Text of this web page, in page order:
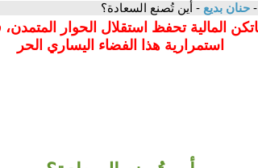
- حنان بديع - أين تُصنع السعادة؟
المالية تحفظ استقلال الحوار
استمرارية هذا الفضاء اليساري الحر